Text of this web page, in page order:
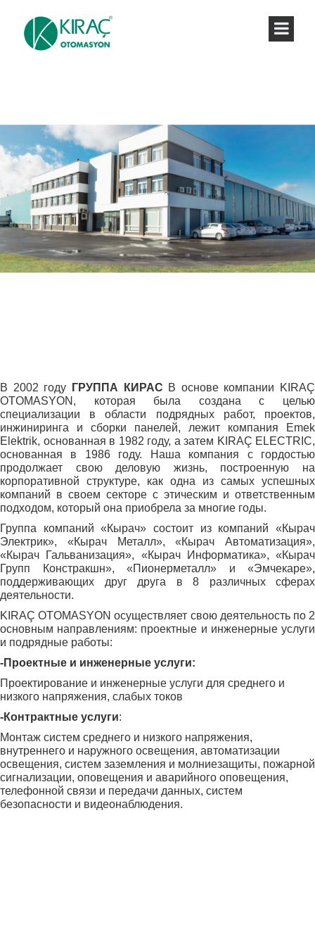
В 2002 году ГРУППА КИРАС В основе компании KIRAÇ
OTOMASYON, которая была создана с целью
специализации в области подрядных работ, проектов,
инжиниринга и сборки панелей, лежит компания Emek
Elektrik, основанная в 1982 году, а затем KIRAÇ ELECTRIC,
основанная в 1986 году. Наша компания с гордостью
продолжает свою деловую жизнь, построенную на
корпоративной структуре, как одна из самых успешных
компаний в своем секторе с этическим и ответственным
подходом, который она приобрела за многие годы.
Группа компаний «Кырач» состоит из компаний «Кырач
Электрик», «Кырач Металл», «Кырач Автоматизация»,
«Кырач Гальванизация», «Кырач Информатика», «Кырач
Групп Констракшн», «Пионерметалл» и «Эмчекаре»,
поддерживающих друг друга в 8 различных сферах
деятельности.
KIRAÇ OTOMASYON осуществляет свою деятельность по 2
основным направлениям: проектные и инженерные услуги
и подрядные работы:
-Проектные и инженерные услуги:
Проектирование и инженерные услуги для среднего и
низкого напряжения, слабых токов
-Контрактные услуги:
Монтаж систем среднего и низкого напряжения,
внутреннего и наружного освещения, автоматизации
освещения, систем заземления и молниезащиты, пожарной
сигнализации, оповещения и аварийного оповещения,
телефонной связи и передачи данных, систем
безопасности и видеонаблюдения.